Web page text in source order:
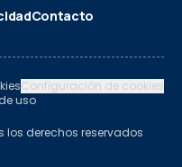
Contacto
Configuración de cookies
uso
los derechos reservados